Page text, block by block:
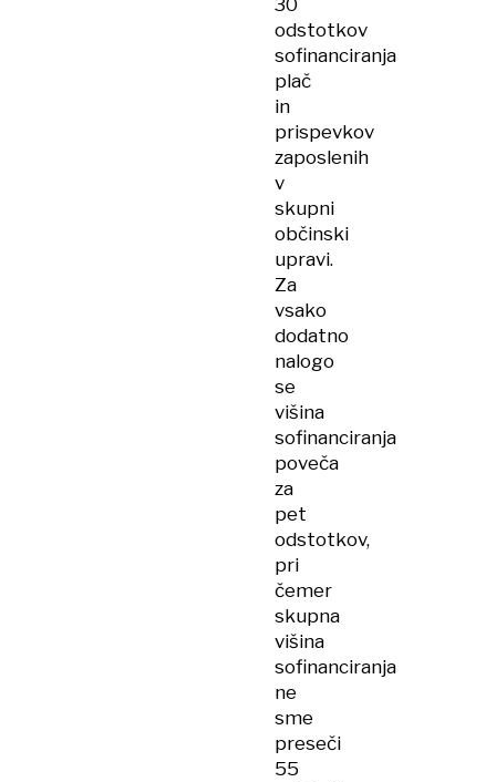
30
odstotkov
sofinanciranja
plač
in
prispevkov
zaposlenih
v
skupni
občinski
upravi.
Za
vsako
dodatno
nalogo
se
višina
sofinanciranja
poveča
za
pet
odstotkov,
pri
čemer
skupna
višina
sofinanciranja
ne
sme
preseči
55